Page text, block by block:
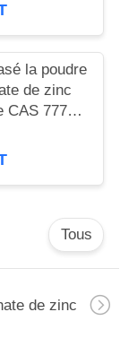
la poudre
de zinc
CAS 7779-
bateau et
Tous
de zinc